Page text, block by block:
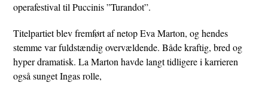
operafestival til Puccinis ”Turandot”.
Titelpartiet blev fremført af netop Eva Marton, og hendes
stemme var fuldstændig overvældende. Både kraftig, bred og
hyper dramatisk. La Marton havde langt tidligere i karrieren
også sunget Ingas rolle,